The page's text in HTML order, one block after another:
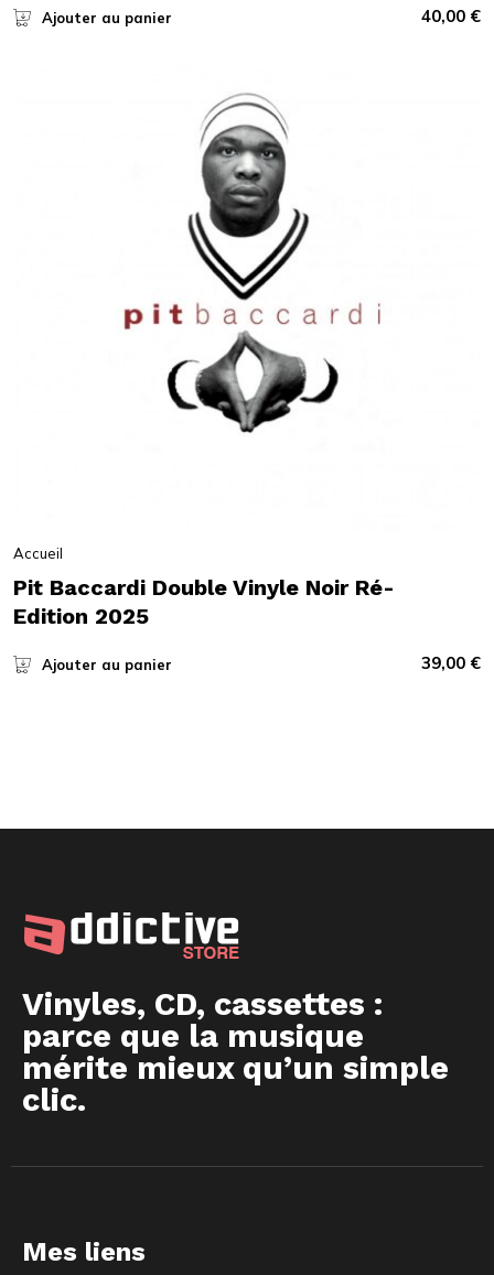
Ajouter au panier 40,00 €
Accueil
Pit Baccardi Double Vinyle Noir Ré-
Edition 2025
Ajouter au panier 39,00 €
Vinyles, CD, cassettes :
parce que la musique
mérite mieux qu’un simple
clic.
Mes liens